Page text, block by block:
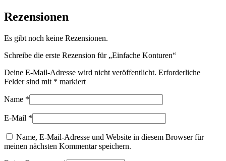
Rezensionen
Es gibt noch keine Rezensionen.
Schreibe die erste Rezension für „Einfache Konturen“
Deine E-Mail-Adresse wird nicht veröffentlicht. Erforderliche
Felder sind mit * markiert
Name *
E-Mail *
Name, E-Mail-Adresse und Website in diesem Browser für
meinen nächsten Kommentar speichern.